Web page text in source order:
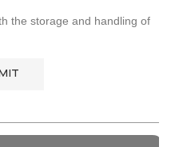
the storage and handling of